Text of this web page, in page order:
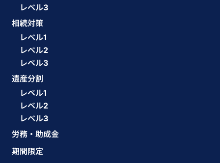
レベル3
相続対策
レベル1
レベル2
レベル3
遺産分割
レベル1
レベル2
レベル3
労務・助成金
期間限定